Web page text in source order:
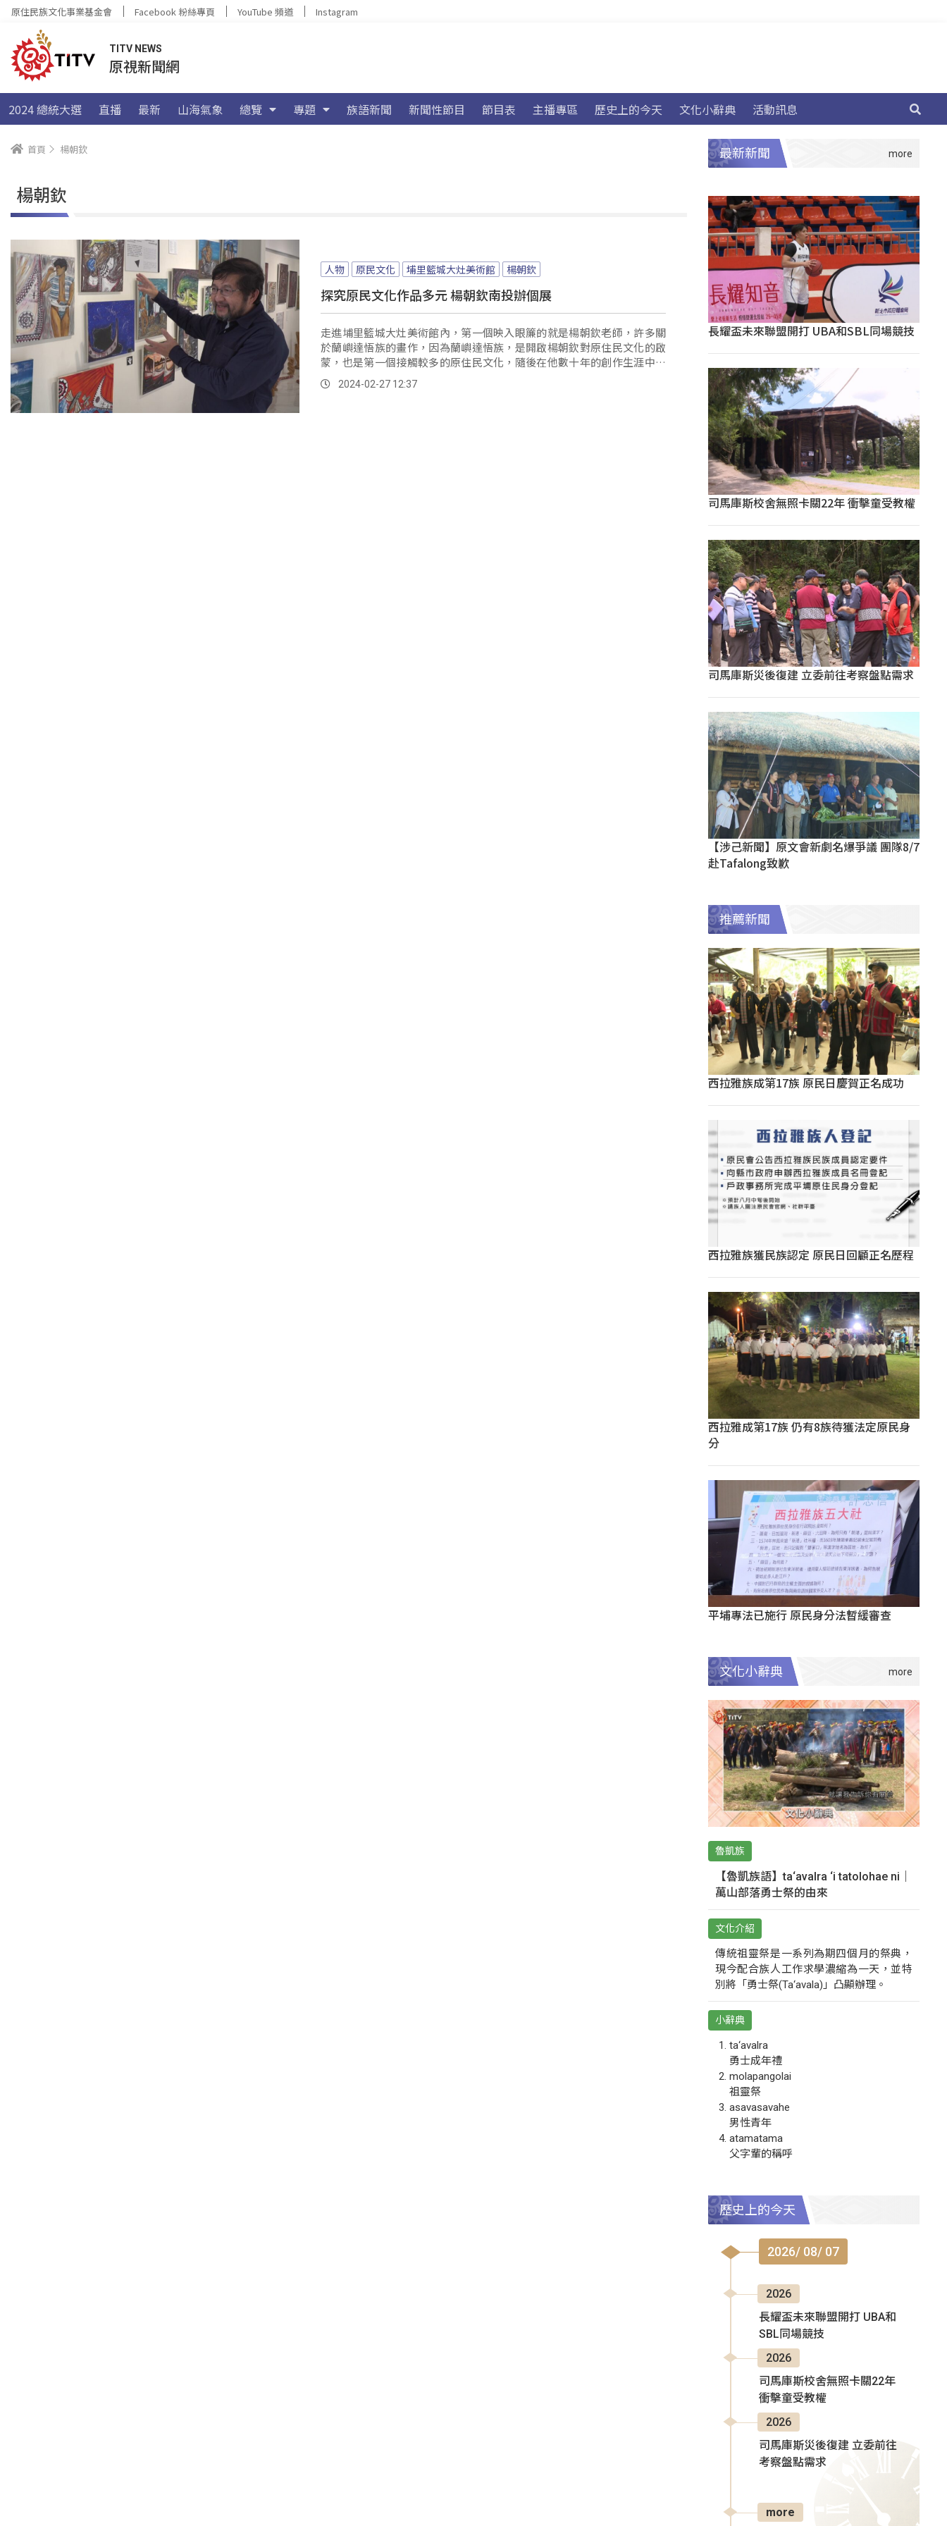
原住民族文化事業基金會 Facebook 粉絲專頁 YouTube 頻道 Instagram
TITV NEWS
原視新聞網
2024 總統大選 直播 最新 山海氣象 總覽 專題 族語新聞 新聞性節目 節目表 主播專區 歷史上的今天 文化小辭典 活動訊息
首頁 楊朝欽
楊朝欽
人物 原民文化 埔里籃城大灶美術館 楊朝欽
探究原民文化作品多元 楊朝欽南投辦個展
走進埔里籃城大灶美術館內，第一個映入眼簾的就是楊朝欽老師，許多關
於蘭嶼達悟族的畫作，因為蘭嶼達悟族，是開啟楊朝欽對原住民文化的啟
蒙，也是第一個接觸較多的原住民文化，隨後在他數十年的創作生涯中，
不論是畫作還是雕刻，幾乎都以原民文化為主要的靈感來源。
2024-02-27 12:37
最新新聞
長耀盃未來聯盟開打 UBA和SBL同場競技
司馬庫斯校舍無照卡關22年 衝擊童受教權
司馬庫斯災後復建 立委前往考察盤點需求
【涉己新聞】原文會新劇名爆爭議 團隊8/7
赴Tafalong致歉
推薦新聞
西拉雅族成第17族 原民日慶賀正名成功
西拉雅族獲民族認定 原民日回顧正名歷程
西拉雅成第17族 仍有8族待獲法定原民身
分
平埔專法已施行 原民身分法暫緩審查
文化小辭典
魯凱族
【魯凱族語】ta‘avalra ‘i tatolohae ni｜
萬山部落勇士祭的由來
文化介紹
傳統祖靈祭是一系列為期四個月的祭典，
現今配合族人工作求學濃縮為一天，並特
別將「勇士祭(Ta‘avala)」凸顯辦理。
小辭典
ta‘avalra
勇士成年禮
molapangolai
祖靈祭
asavasavahe
男性青年
atamatama
父字輩的稱呼
歷史上的今天
2026/ 08/ 07
2026
長耀盃未來聯盟開打 UBA和
SBL同場競技
2026
司馬庫斯校舍無照卡關22年
衝擊童受教權
2026
司馬庫斯災後復建 立委前往
考察盤點需求
more